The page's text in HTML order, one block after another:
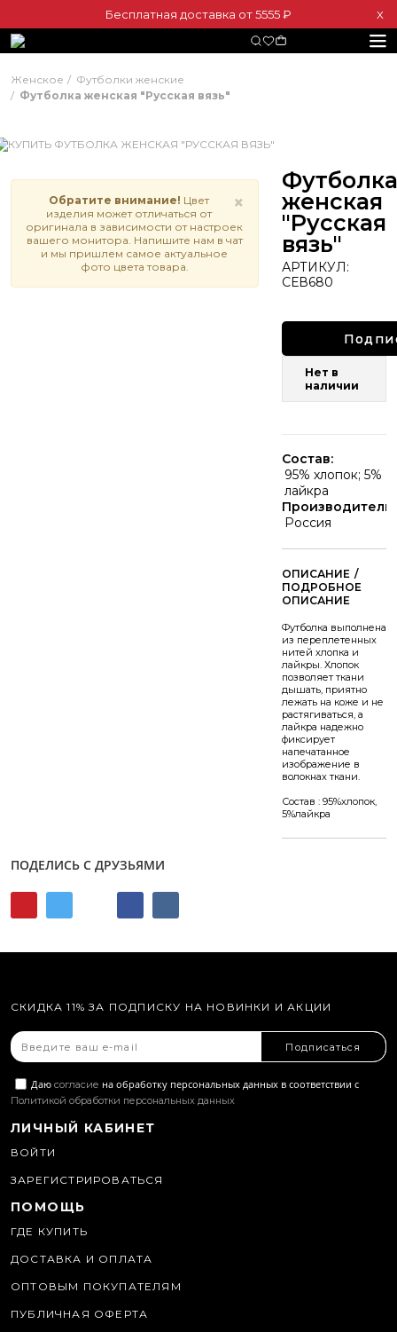
Бесплатная доставка от 5555 ₽ Х
Женское
Футболки женские
Футболка женская "Русская вязь"
×
Обратите внимание! Цвет
изделия может отличаться от
оригинала в зависимости от настроек
вашего монитора. Напишите нам в чат
и мы пришлем самое актуальное
фото цвета товара.
Футболка
женская
"Русская
вязь"
АРТИКУЛ:
СЕВ680
Нет в
наличии
Состав:
95% хлопок; 5%
лайкра
Производитель:
Россия
/
Футболка выполнена
из переплетенных
нитей хлопка и
лайкры. Хлопок
позволяет ткани
дышать, приятно
лежать на коже и не
растягиваться, а
лайкра надежно
фиксирует
напечатанное
изображение в
волокнах ткани.
Состав : 95%хлопок,
5%лайкра
ПОДЕЛИСЬ С ДРУЗЬЯМИ
СКИДКА 11% ЗА ПОДПИСКУ НА НОВИНКИ И АКЦИИ
Подписаться
Даю согласие на обработку персональных данных в соответствии с
Политикой обработки персональных данных
ЛИЧНЫЙ КАБИНЕТ
ВОЙТИ
ЗАРЕГИСТРИРОВАТЬСЯ
ПОМОЩЬ
ГДЕ КУПИТЬ
ДОСТАВКА И ОПЛАТА
ОПТОВЫМ ПОКУПАТЕЛЯМ
ПУБЛИЧНАЯ ОФЕРТА